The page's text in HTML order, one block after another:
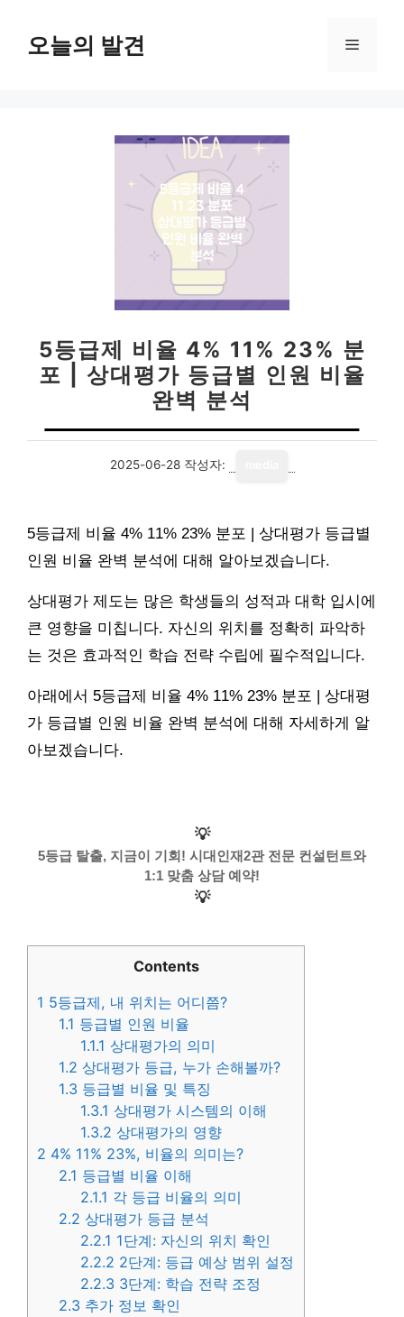
오늘의 발견 메
5등급제 비율 4% 11% 23% 분
포 | 상대평가 등급별 인원 비율
완벽 분석
2025-06-28 작성자:
5등급제 비율 4% 11% 23% 분포 | 상대평가 등급별
인원 비율 완벽 분석에 대해 알아보겠습니다.
상대평가 제도는 많은 학생들의 성적과 대학 입시에
큰 영향을 미칩니다. 자신의 위치를 정확히 파악하
는 것은 효과적인 학습 전략 수립에 필수적입니다.
아래에서 5등급제 비율 4% 11% 23% 분포 | 상대평
가 등급별 인원 비율 완벽 분석에 대해 자세하게 알
아보겠습니다.
💡
5등급 탈출, 지금이 기회! 시대인재2관 전문 컨설턴트와
1:1 맞춤 상담 예약!
💡
Contents
1 5등급제, 내 위치는 어디쯤?
1.1 등급별 인원 비율
1.1.1 상대평가의 의미
1.2 상대평가 등급, 누가 손해볼까?
1.3 등급별 비율 및 특징
1.3.1 상대평가 시스템의 이해
1.3.2 상대평가의 영향
2 4% 11% 23%, 비율의 의미는?
2.1 등급별 비율 이해
2.1.1 각 등급 비율의 의미
2.2 상대평가 등급 분석
2.2.1 1단계: 자신의 위치 확인
2.2.2 2단계: 등급 예상 범위 설정
2.2.3 3단계: 학습 전략 조정
2.3 추가 정보 확인